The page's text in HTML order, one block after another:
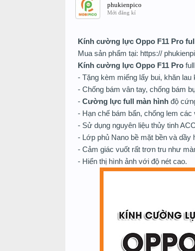
phukienpico
Mới đăng kí
Kính cường lực Oppo F11 Pro
Mua sản phẩm tại: https://
Kính cường lực Oppo F11 Profull
- Tặng kèm miếng lấy bui, khăn
- Chống bám vân tay, chống bám
- Cường lực full màn hìnhđộ
- Hạn chế bám bẩn, chống lem các
- Sử dụng nguyên liệu thủy tinh
- Lớp phủ Nano bề mặt bền và
- Cảm giác vuốt rất trơn tru như
- Hiển thị hình ảnh với độ nét cao.